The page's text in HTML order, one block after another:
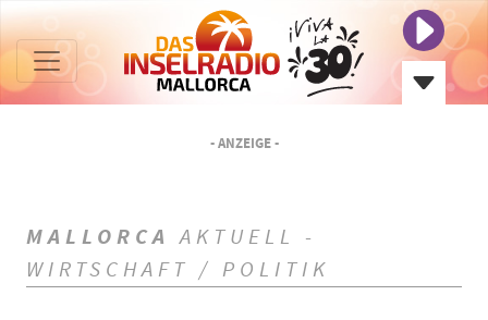
- ANZEIGE -
MALLORCA AKTUELL -
WIRTSCHAFT / POLITIK